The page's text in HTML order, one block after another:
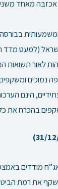
מאחד משני
לאור תשואות
נמוכים
הינם
בהכרח את כל
מודדים
את רמת